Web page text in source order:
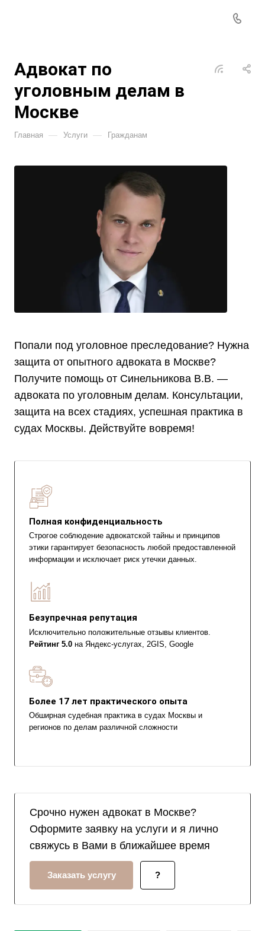
Адвокат по
уголовным делам в
Москве
Главная — Услуги — Гражданам
Попали под уголовное преследование? Нужна
защита от опытного адвоката в Москве?
Получите помощь от Синельникова В.В. —
адвоката по уголовным делам. Консультации,
защита на всех стадиях, успешная практика в
судах Москвы. Действуйте вовремя!
Полная конфиденциальность
Строгое соблюдение адвокатской тайны и принципов
этики гарантирует безопасность любой предоставленной
информации и исключает риск утечки данных.
Безупречная репутация
Исключительно положительные отзывы клиентов.
Рейтинг 5.0 на Яндекс-услугах, 2GIS, Google
Более 17 лет практического опыта
Обширная судебная практика в судах Москвы и
регионов по делам различной сложности
Срочно нужен адвокат в Москве?
Оформите заявку на услуги и я лично
свяжусь в Вами в ближайшее время
Заказать услугу ?